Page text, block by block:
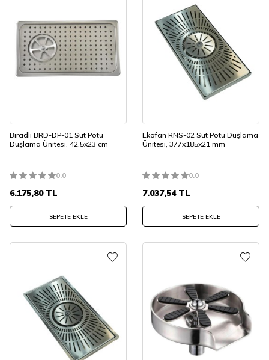
Biradlı BRD-DP-01 Süt Potu
Duşlama Ünitesi, 42.5x23 cm
0.0
6.175,80TL
SEPETE EKLE
Ekofan RNS-02 Süt Potu Duşlama
Ünitesi, 377x185x21 mm
0.0
7.037,54TL
SEPETE EKLE